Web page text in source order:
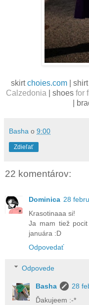
skirtchoies.com | shirt
Calzedonia | shoes for
|
Basha o 9:00
Zdieľať
22 komentárov:
Dominica 28
Krasotinaaa si!
Ja mam tiež
januára :D
Odpovedať
Odpovede
Basha
28
Ďakujeem :-*